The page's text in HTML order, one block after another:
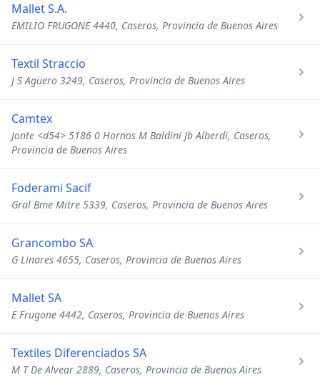
Mallet S.A.
EMILIO FRUGONE 4440, Caseros, Provincia de Buenos Aires
Textil Straccio
J S Agüero 3249, Caseros, Provincia de Buenos Aires
Camtex
Jonte <d54> 5186 0 Hornos M Baldini Jb Alberdi, Caseros,
Provincia de Buenos Aires
Foderami Sacif
Gral Bme Mitre 5339, Caseros, Provincia de Buenos Aires
Grancombo SA
G Linares 4655, Caseros, Provincia de Buenos Aires
Mallet SA
E Frugone 4442, Caseros, Provincia de Buenos Aires
Textiles Diferenciados SA
M T De Alvear 2889, Caseros, Provincia de Buenos Aires